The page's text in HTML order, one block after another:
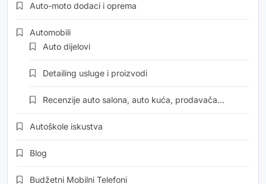
Auto-moto dodaci i oprema
Automobili
Auto dijelovi
Detailing usluge i proizvodi
Recenzije auto salona, auto kuća, prodavača…
Autoškole iskustva
Blog
Budžetni Mobilni Telefoni